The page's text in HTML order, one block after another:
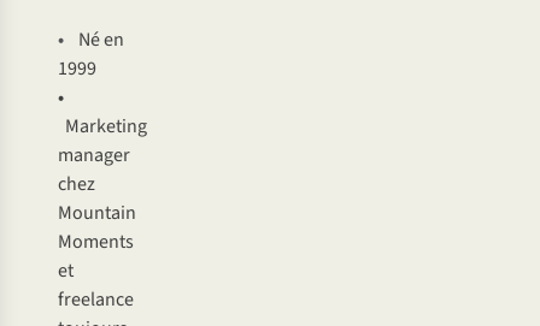
• Né en
1999
•
Marketing
manager
chez
Mountain
Moments
et
freelance